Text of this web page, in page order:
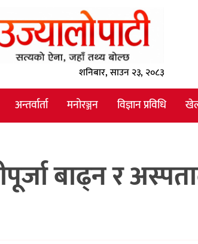
शनिबार, साउन २३, २०८३
अन्तर्वार्ता मनोरञ्जन विज्ञान प्रविधि
बाढ्न र